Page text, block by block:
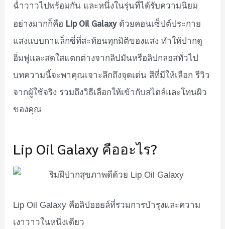
ฉ่ำวาวไปพร้อมกัน และหนึ่งในรุ่นที่ได้รับความนิยม
อย่างมากก็คือ Lip Oil Galaxyด้วยคอนเซ็ปต์ประกาย
แสงแบบกาแล็กซี่ที่สะท้อนทุกมิติของแสง ทำให้ปากดู
อิ่มฟูและสดใสแตกต่างจากลิปมันหรือลิปกลอสทั่วไป
บทความนี้จะพาคุณเจาะลึกถึงจุดเด่น สีที่มีให้เลือก รีวิว
จากผู้ใช้จริง รวมถึงวิธีเลือกให้เข้ากับสไตล์และโทนผิว
ของคุณ
Lip Oil Galaxy คืออะไร?
Lip Oil Galaxy คือลิปออยล์ที่รวมการบำรุงและความ
เงาวาวในหนึ่งเดียว